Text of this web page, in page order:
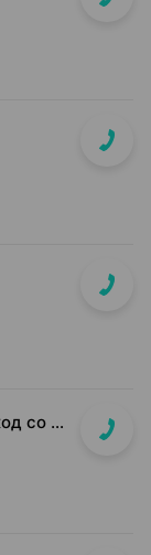
ул. Тимирязева, д. 74А (ТРЦ Palazzo, вход со стороны ул. Тимирязева)